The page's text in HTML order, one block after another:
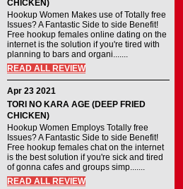
CHICKEN)
Hookup Women Makes use of Totally free
Issues? A Fantastic Side to side Benefit!
Free hookup females online dating on the
internet is the solution if you're tired with
planning to bars and organi.......
READ ALL REVIEW
Apr 23 2021
TORI NO KARA AGE (DEEP FRIED
CHICKEN)
Hookup Women Employs Totally free
Issues? A Fantastic Side to side Benefit!
Free hookup females chat on the internet
is the best solution if you're sick and tired
of gonna cafes and groups simp.......
READ ALL REVIEW